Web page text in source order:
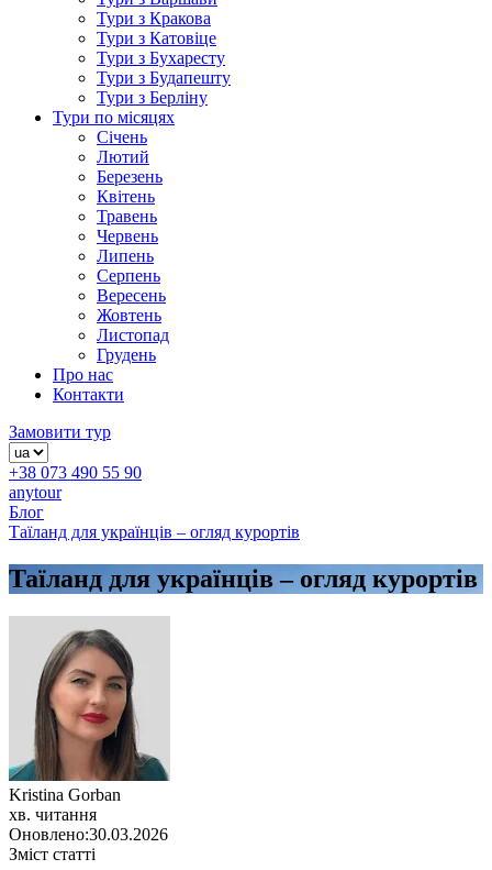
Тури з Кракова
Тури з Катовіце
Тури з Бухаресту
Тури з Будапешту
Тури з Берліну
Тури по місяцях
Січень
Лютий
Березень
Квітень
Травень
Червень
Липень
Серпень
Вересень
Жовтень
Листопад
Грудень
Про нас
Контакти
Замовити тур
+38 073 490 55 90
anytour
Блог
Таїланд для українців – огляд курортів
Таїланд для українців – огляд курортів
Kristina Gorban
хв. читання
Оновлено:30.03.2026
Зміст статті